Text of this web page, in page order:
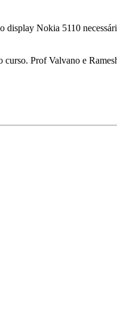
Nokia 5110
Prof Valvano e